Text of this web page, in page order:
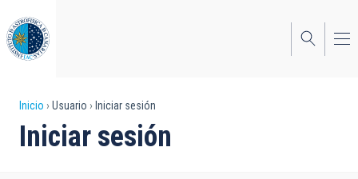
al
contenido
principal
Sobrescribir
enlaces
Inicio Usuario Iniciar sesión
Iniciar sesión